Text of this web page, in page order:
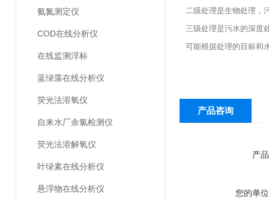
氨氮测定仪
COD在线分析仪
在线监测浮标
蓝绿藻在线分析仪
荧光法溶氧仪
自来水厂余氯检测仪
荧光法溶解氧仪
叶绿素在线分析仪
悬浮物在线分析仪
二级处理是生物处理，
三级处理是污水的深度
可能根据处理的目标和
产品咨询
产
您的单